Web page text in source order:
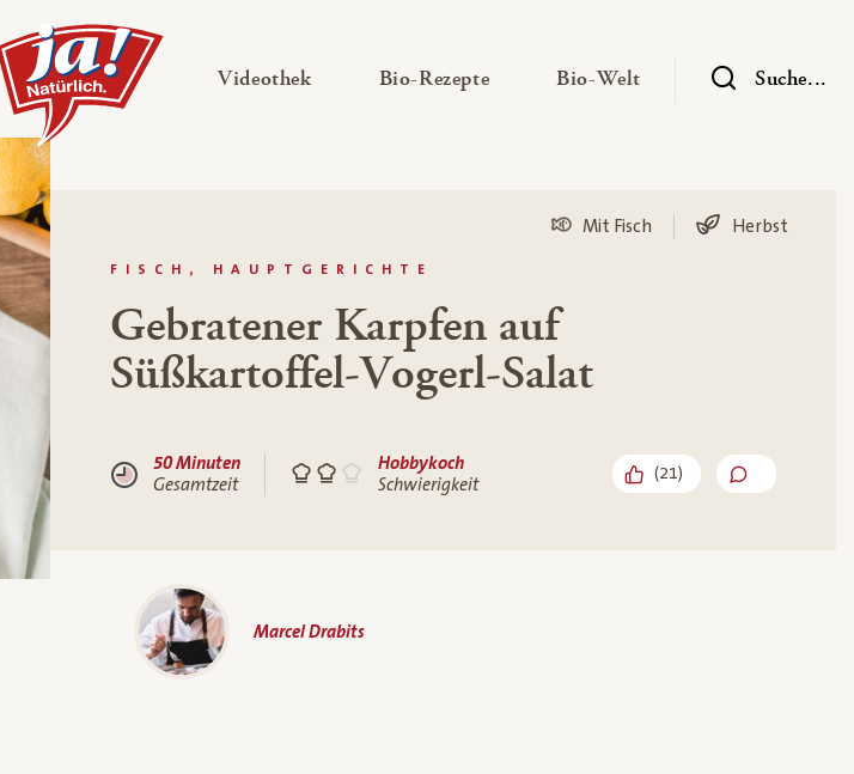
ausklappen Videothek— Untermenü ausklappen
Bio-Rezepte— Untermenü ausklappen
Bio-Welt — UntermenüSuche...
FISCH, HAUPTGERICHTE
Mit Fisch Herbst
Gebratener Karpfen auf
Süßkartoffel-Vogerl-Salat
50 Minuten
Gesamtzeit
Hobbykoch
Schwierigkeit
(21)
Marcel Drabits